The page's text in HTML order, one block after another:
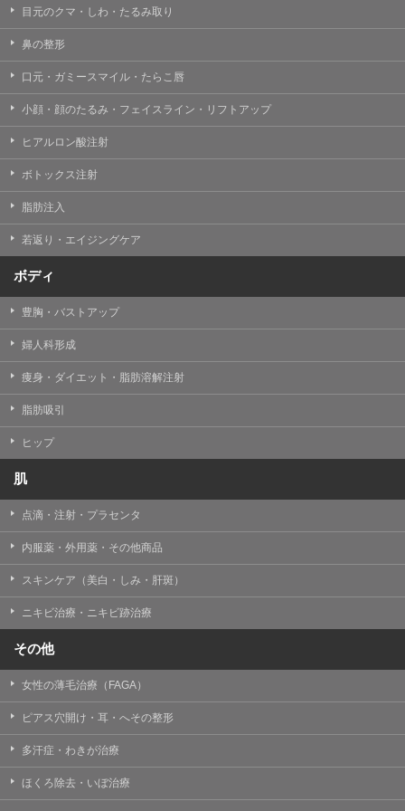
・クリニックの来院予約、医療サービスの提供、医療関
対応等のサービス提供のため
・医療サービスの提供に関する他の医療機関、検査機関
及び研究機関との連携のため
・サービス向上を目的とした医療サービス・販売する医
療関連商品に関する患者様へのアンケートの送受信及び
これに付随する諸対応のため
・Cookie等の技術を用いたアクセス履歴、閲覧記録等に
関する情報の収集、分析
・閲覧記録等から趣味・嗜好を分析した情報を使用して
の広告に利用するため
め
・患者様のサービス利用状況の分析及び症例研究のため
・広告、宣伝、マーケティングのため
【個人情報の管理体制について】
TCBグループは、取り扱う個人情報を、厳正な管理の下
に蓄積・保管し、当該個人情報への不正アクセス・紛
失・破壊・改ざんおよび漏洩等を防止するため、必要か
【個人情報の共同利用について】
TCBグループは、【利用目的】達成に必要な範囲で、取
得情報を共同して利用することがあります。
なお、共同利用にあたっては、一般社団法人メディカル
アライアンスが個人情報の管理について責任を有しま
一般社団法人メディカルアライアンス
代表電話番号03-6459-0169
①共同して利用される情報
【取得する情報】に規定されている取得情報
②共同して利用する者の範囲
【基本理念】に規定するTCBグループ
目元のクマ・しわ・たるみ取り
鼻の整形
口元・ガミースマイル・たらこ唇
小顔・顔のたるみ・フェイスライン・リフトアップ
ヒアルロン酸注射
ボトックス注射
脂肪注入
若返り・エイジングケア
ボディ
豊胸・バストアップ
婦人科形成
痩身・ダイエット・脂肪溶解注射
脂肪吸引
ヒップ
肌
点滴・注射・プラセンタ
内服薬・外用薬・その他商品
スキンケア（美白・しみ・肝斑）
ニキビ治療・ニキビ跡治療
その他
女性の薄毛治療（FAGA）
ピアス穴開け・耳・へその整形
多汗症・わきが治療
ほくろ除去・いぼ治療